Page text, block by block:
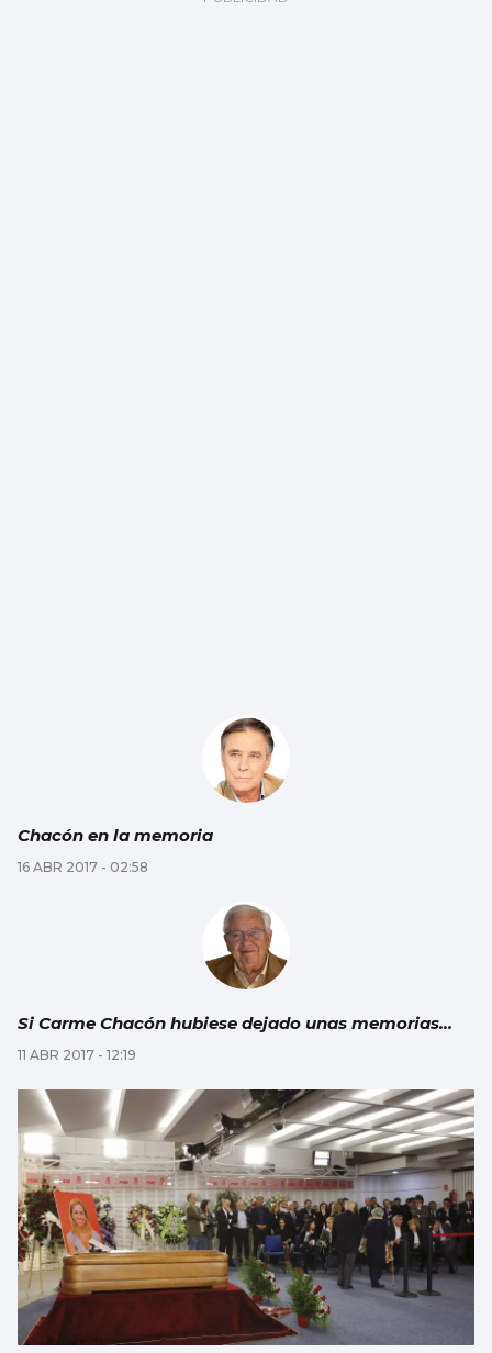
Chacón en la memoria
16 ABR 2017 - 02:58
Si Carme Chacón hubiese dejado unas memorias...
11 ABR 2017 - 12:19